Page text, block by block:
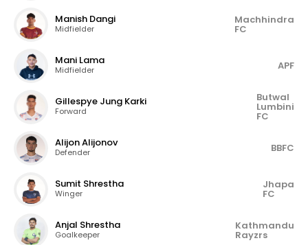
Manish Dangi
Midfielder
Machhindra
FC
Mani Lama
Midfielder APF
Gillespye Jung Karki
Forward
Butwal
Lumbini
FC
Alijon Alijonov
Defender BBFC
Sumit Shrestha
Winger
Jhapa
FC
Anjal Shrestha
Goalkeeper
Kathmandu
Rayzrs